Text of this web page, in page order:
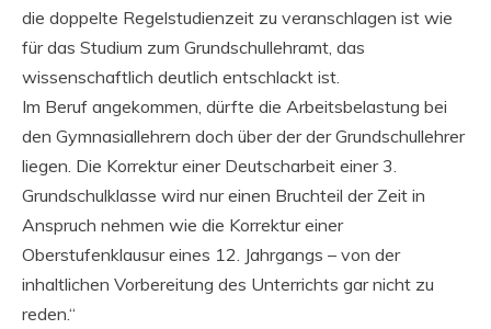
die doppelte Regelstudienzeit zu veranschlagen ist wie
für das Studium zum Grundschullehramt, das
wissenschaftlich deutlich entschlackt ist.
Im Beruf angekommen, dürfte die Arbeitsbelastung bei
den Gymnasiallehrern doch über der der Grundschullehrer
liegen. Die Korrektur einer Deutscharbeit einer 3.
Grundschulklasse wird nur einen Bruchteil der Zeit in
Anspruch nehmen wie die Korrektur einer
Oberstufenklausur eines 12. Jahrgangs – von der
inhaltlichen Vorbereitung des Unterrichts gar nicht zu
reden.“